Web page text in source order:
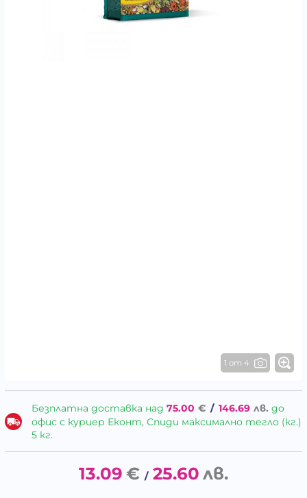
1 от 4
Безплатна доставка над 75.00 € / 146.69 лв. до
офис с куриер Еконт, Спиди максимално тегло (кг.)
5 кг.
13.09 € / 25.60 лв.